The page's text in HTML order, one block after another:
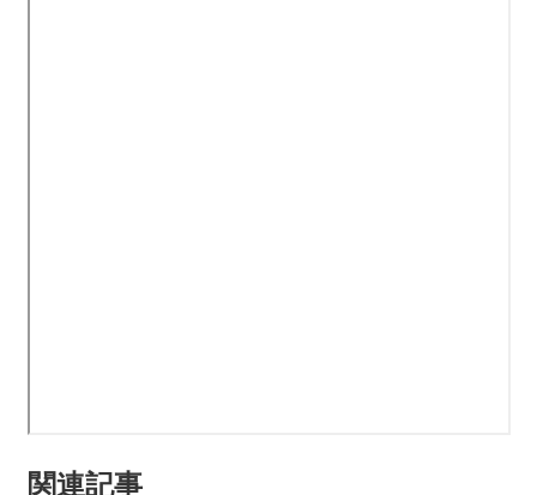
関連記事